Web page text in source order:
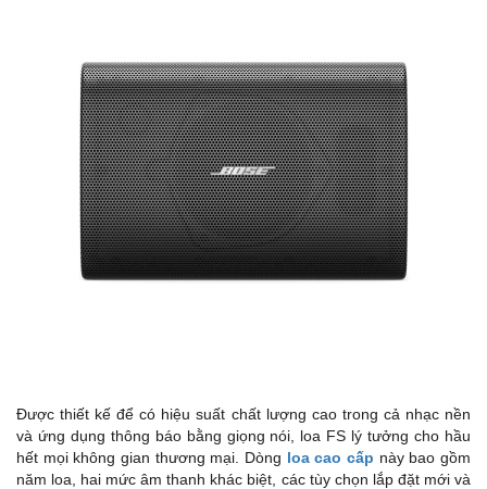
Được thiết kế để có hiệu suất chất lượng cao trong cả nhạc nền
và ứng dụng thông báo bằng giọng nói, loa FS lý tưởng cho hầu
hết mọi không gian thương mại. Dòng loa cao cấp này bao gồm
năm loa, hai mức âm thanh khác biệt, các tùy chọn lắp đặt mới và